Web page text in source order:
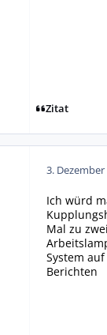
Zitat
3.
Ich würd
Mal zu
System
Berichten